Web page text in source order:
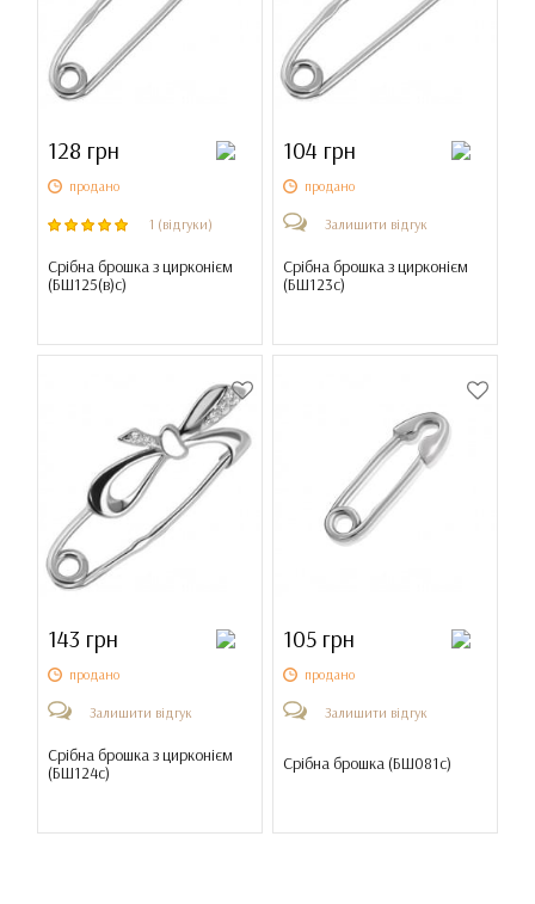
128 грн
продано
1 (відгуки)
Срібна брошка з цирконієм
(БШ125(в)с)
104 грн
продано
Залишити відгук
Срібна брошка з цирконієм
(БШ123с)
143 грн
продано
Залишити відгук
Срібна брошка з цирконієм
(БШ124с)
105 грн
продано
Залишити відгук
Срібна брошка (БШ081с)